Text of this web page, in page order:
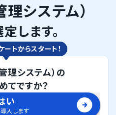
システム）
します。
トからスタート！
理システム） の
てですか？
い
入します